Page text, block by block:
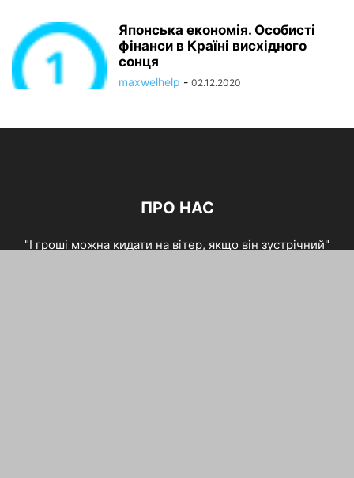
Японська економія. Особисті
фінанси в Країні висхідного
сонця
maxwelhelp - 02.12.2020
ПРО НАС
"І гроші можна кидати на вітер, якщо він зустрічний"